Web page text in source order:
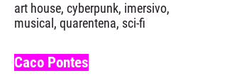
art house, cyberpunk, imersivo,
musical, quarentena, sci-fi
Caco Pontes